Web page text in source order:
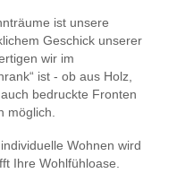
ist unsere
Geschick unserer
wir im
ist - ob aus Holz,
bedruckte Fronten
möglich.
Wohnen wird
Ihre Wohlfühloase.